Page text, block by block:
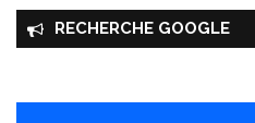
RECHERCHE GOOGLE